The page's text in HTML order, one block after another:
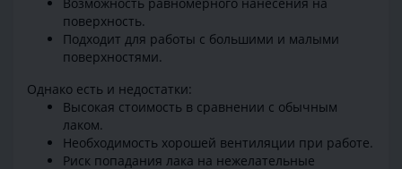
поверхность.
Подходит для работы с большими и малыми
поверхностями.
Однако есть и недостатки:
Высокая стоимость в сравнении с обычным
лаком.
Необходимость хорошей вентиляции при работе.
Риск попадания лака на нежелательные